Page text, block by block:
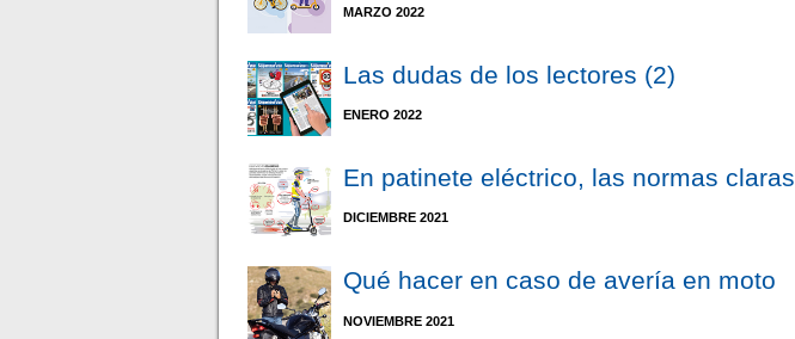
MARZO 2022
Las dudas de los lectores (2)
ENERO 2022
En patinete eléctrico, las normas claras
DICIEMBRE 2021
Qué hacer en caso de avería en moto
NOVIEMBRE 2021